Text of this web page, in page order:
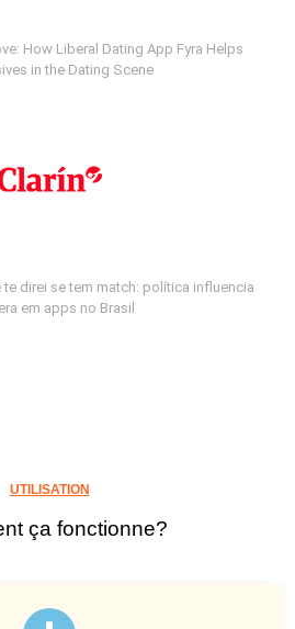
How Liberal Dating App Fyra Helps
in the Dating Scene
te direi se tem match: política influencia
em apps no Brasil
UTILISATION
ça fonctionne?